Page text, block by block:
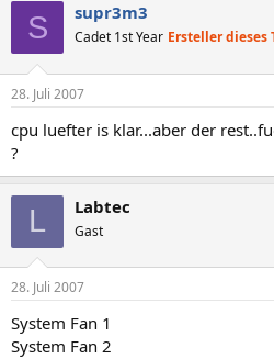
S supr3m3
Cadet 1st Year Ersteller dieses
28. Juli 2007
cpu luefter is klar...aber der
?
L Labtec
Gast
28. Juli 2007
System Fan 1
System Fan 2